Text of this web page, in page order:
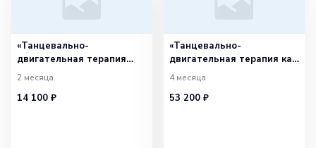
«Танцевально-
двигательная терапия
в практике психолога»
2 месяца
14 100 ₽
«Танцевально-
двигательная терапия как
метод психокоррекции
личности»
4 месяца
53 200 ₽